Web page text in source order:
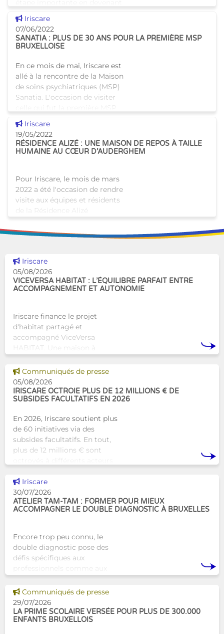
une association sans but
lucratif indépendante. Le 2 juin
2022, l'ASBL
Voir cette news
Iriscare
07/06/2022
SANATIA : PLUS DE 30 ANS POUR LA PREMIÈRE MSP
BRUXELLOISE
En ce mois de mai, Iriscare est
allé à la rencontre de la Maison
de soins psychiatriques (MSP)
Sanatia. L'occasion de visiter
bruxelloise. Voilà un peu plus
de 30
Voir cette news
Iriscare
19/05/2022
RÉSIDENCE ALIZÉ : UNE MAISON DE REPOS À TAILLE
HUMAINE AU CŒUR D’AUDERGHEM
Pour Iriscare, le mois de mars
2022 a été l'occasion de rendre
visite aux équipes et résidents
de la Résidence Alizé
repos et de soins offre un
Voir cette news
Iriscare
05/08/2026
VICEVERSA HABITAT : L’ÉQUILIBRE PARFAIT ENTRE
ACCOMPAGNEMENT ET AUTONOMIE
Iriscare finance le projet
d'habitat partagé et
accompagné ViceVersa
HABITAT. Une maison à
alternative innovante et
humaine aux structures
d’hébergement traditionnel
Voir cette news
Communiqués de presse
05/08/2026
IRISCARE OCTROIE PLUS DE 12 MILLIONS € DE
SUBSIDES FACULTATIFS EN 2026
En 2026, Iriscare soutient plus
de 60 initiatives via des
subsides facultatifs. En tout,
plus de 12 millions € sont
travail au serv
Voir cette news
Iriscare
30/07/2026
ATELIER TAM-TAM : FORMER POUR MIEUX
ACCOMPAGNER LE DOUBLE DIAGNOSTIC À BRUXELLES
Encore trop peu connu, le
double diagnostic pose des
défis spécifiques aux
professionnels comme aux
Tam-Tam apporte une réponse
concrète avec une formation
dest
Voir cette news
Communiqués de presse
29/07/2026
LA PRIME SCOLAIRE VERSÉE POUR PLUS DE 300.000
ENFANTS BRUXELLOIS